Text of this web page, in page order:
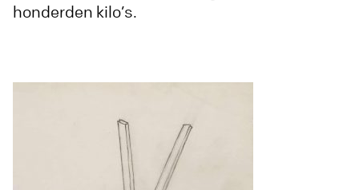
honderden kilo’s.